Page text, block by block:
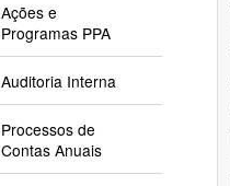
Ações e
Programas PPA
Auditoria Interna
Processos de
Contas Anuais